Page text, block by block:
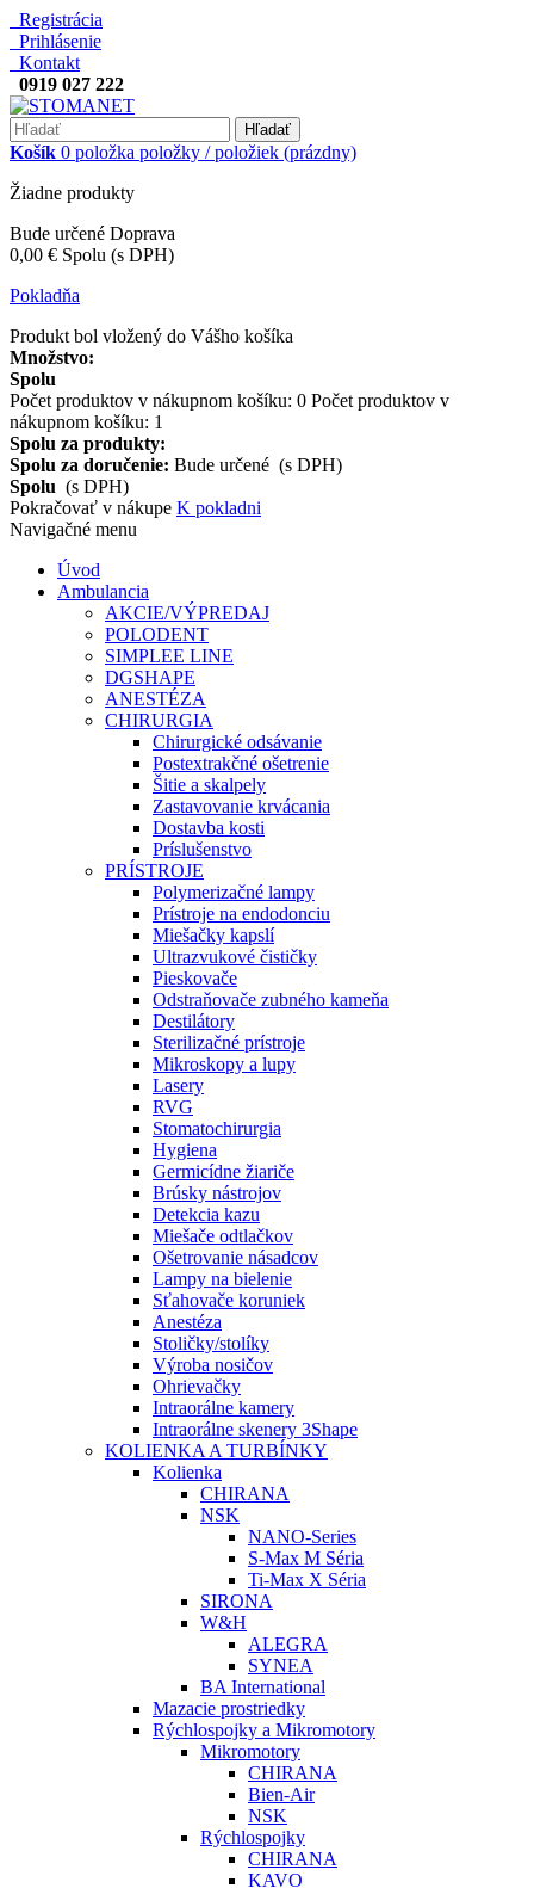
Registrácia
Prihlásenie
Kontakt
0919 027 222
Hľadať
Košík 0 položka položky / položiek (prázdny)
Žiadne produkty
Bude určené Doprava
0,00 € Spolu (s DPH)
Pokladňa
Produkt bol vložený do Vášho košíka
Množstvo:
Spolu
Počet produktov v nákupnom košíku: 0 Počet produktov v
nákupnom košíku: 1
Spolu za produkty:
Spolu za doručenie: Bude určené (s DPH)
Spolu (s DPH)
Pokračovať v nákupe K pokladni
Navigačné menu
Úvod
Ambulancia
AKCIE/VÝPREDAJ
POLODENT
SIMPLEE LINE
DGSHAPE
ANESTÉZA
CHIRURGIA
Chirurgické odsávanie
Postextrakčné ošetrenie
Šitie a skalpely
Zastavovanie krvácania
Dostavba kosti
Príslušenstvo
PRÍSTROJE
Polymerizačné lampy
Prístroje na endodonciu
Miešačky kapslí
Ultrazvukové čističky
Pieskovače
Odstraňovače zubného kameňa
Destilátory
Sterilizačné prístroje
Mikroskopy a lupy
Lasery
RVG
Stomatochirurgia
Hygiena
Germicídne žiariče
Brúsky nástrojov
Detekcia kazu
Miešače odtlačkov
Ošetrovanie násadcov
Lampy na bielenie
Sťahovače koruniek
Anestéza
Stoličky/stolíky
Výroba nosičov
Ohrievačky
Intraorálne kamery
Intraorálne skenery 3Shape
KOLIENKA A TURBÍNKY
Kolienka
CHIRANA
NSK
NANO-Series
S-Max M Séria
Ti-Max X Séria
SIRONA
W&H
ALEGRA
SYNEA
BA International
Mazacie prostriedky
Rýchlospojky a Mikromotory
Mikromotory
CHIRANA
Bien-Air
NSK
Rýchlospojky
CHIRANA
KAVO